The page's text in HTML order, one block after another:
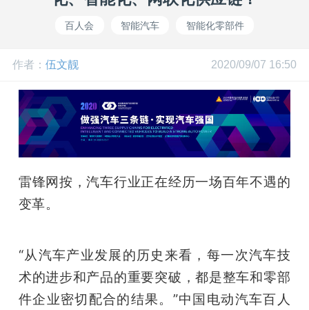
网
公
开
活
动
百人会 智能汽车 智能化零部件
作者： 伍文靓 2020/09/07 16:50
雷锋网按，汽车行业正在经历一场百年不遇的
变革。
“从汽车产业发展的历史来看，每一次汽车技
术的进步和产品的重要突破，都是整车和零部
件企业密切配合的结果。”中国电动汽车百人